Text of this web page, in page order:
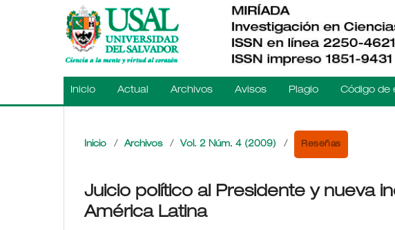
Inicio Actual Archivos Avisos Plagio Código de
Inicio / Archivos / Vol. 2 Núm. 4 (2009) / Reseñas
Juicio político al Presidente y nueva
América Latina